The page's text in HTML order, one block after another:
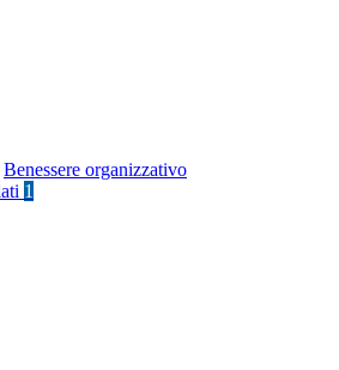
Benessere organizzativo
1